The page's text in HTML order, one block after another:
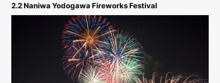
2.2 Naniwa Yodogawa Fireworks Festival